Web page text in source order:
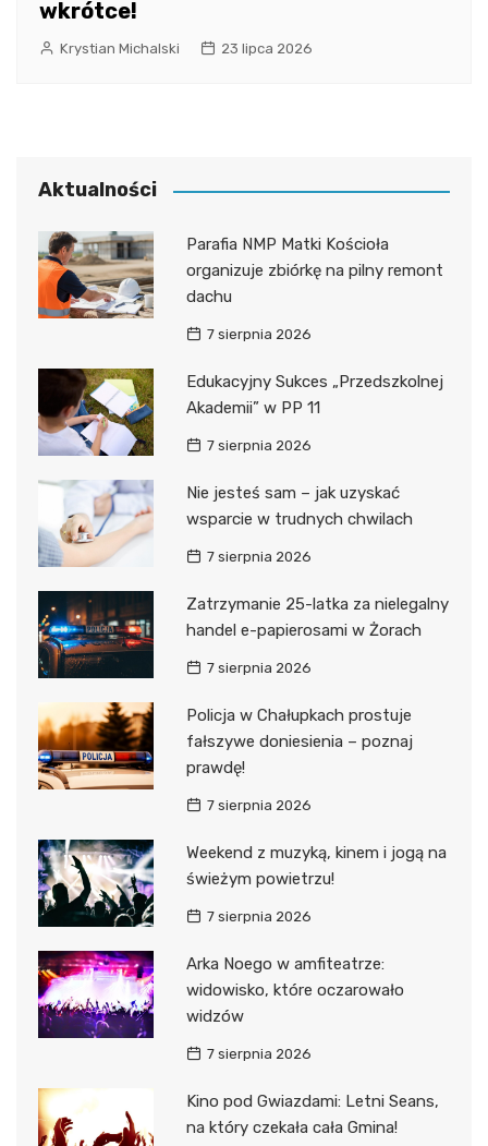
wkrótce!
Krystian Michalski 23 lipca 2026
Aktualności
Parafia NMP Matki Kościoła
organizuje zbiórkę na pilny remont
dachu
7 sierpnia 2026
Edukacyjny Sukces „Przedszkolnej
Akademii” w PP 11
7 sierpnia 2026
Nie jesteś sam – jak uzyskać
wsparcie w trudnych chwilach
7 sierpnia 2026
Zatrzymanie 25-latka za nielegalny
handel e-papierosami w Żorach
7 sierpnia 2026
Policja w Chałupkach prostuje
fałszywe doniesienia – poznaj
prawdę!
7 sierpnia 2026
Weekend z muzyką, kinem i jogą na
świeżym powietrzu!
7 sierpnia 2026
Arka Noego w amfiteatrze:
widowisko, które oczarowało
widzów
7 sierpnia 2026
Kino pod Gwiazdami: Letni Seans,
na który czekała cała Gmina!